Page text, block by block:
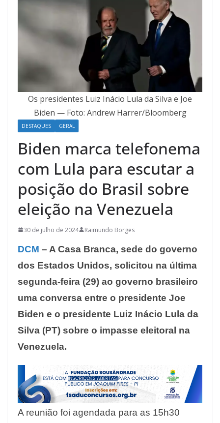
Os presidentes Luiz Inácio Lula da Silva e Joe
Biden — Foto: Andrew Harrer/Bloomberg
DESTAQUES GERAL
Biden marca telefonema
com Lula para escutar a
posição do Brasil sobre
eleição na Venezuela
30 de julho de 2024 Raimundo Borges
DCM – A Casa Branca, sede do governo
dos Estados Unidos, solicitou na última
segunda-feira (29) ao governo brasileiro
uma conversa entre o presidente Joe
Biden e o presidente Luiz Inácio Lula da
Silva (PT) sobre o impasse eleitoral na
Venezuela.
A reunião foi agendada para as 15h30